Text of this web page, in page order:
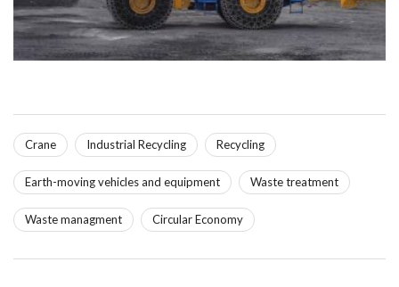
Crane Industrial Recycling Recycling
Earth-moving vehicles and equipment Waste treatment
Waste managment Circular Economy